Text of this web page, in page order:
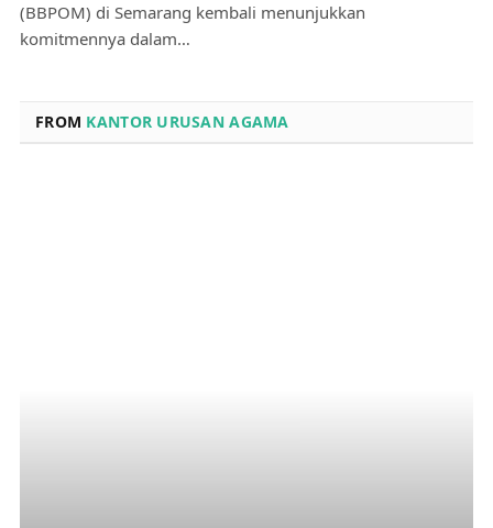
(BBPOM) di Semarang kembali menunjukkan
komitmennya dalam…
FROM KANTOR URUSAN AGAMA